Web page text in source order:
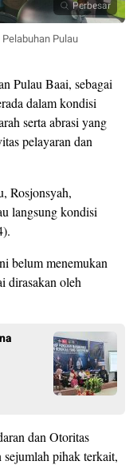
Perbesar
Pulau
Pulau Baai, sebagai
dalam kondisi
serta abrasi yang
pelayaran dan
Rosjonsyah,
langsung kondisi
belum menemukan
dirasakan oleh
dan Otoritas
pihak terkait,